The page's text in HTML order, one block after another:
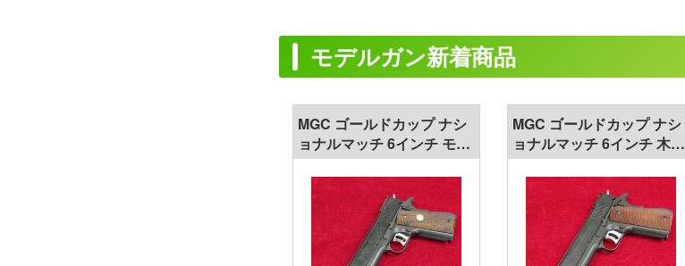
モデルガン新着商品
MGC ゴールドカップ ナシ
ョナルマッチ 6インチ モデ
ルガン
MGC ゴールドカップ ナシ
ョナルマッチ 6インチ 木製
グリップ モデルガン